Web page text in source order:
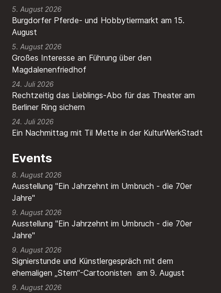
Burgdorfer Pferde- und Hobbytiermarkt am 15.
August
5. August 2026
Großes Interesse an Führung über den
Magdalenenfriedhof
5. August 2026
Rechtzeitig das Lieblings-Abo für das Theater am
Berliner Ring sichern
24. Juli 2026
Ein Nachmittag mit Til Mette in der KulturWerkStadt
24. Juli 2026
Events
8. August 2026
Ausstellung "Ein Jahrzehnt im Umbruch - die 70er
Jahre"
9. August 2026
Ausstellung "Ein Jahrzehnt im Umbruch - die 70er
Jahre"
9. August 2026
Signierstunde und Künstlergespräch mit dem
ehemaligen „Stern“-Cartoonisten am 9. August
9. August 2026